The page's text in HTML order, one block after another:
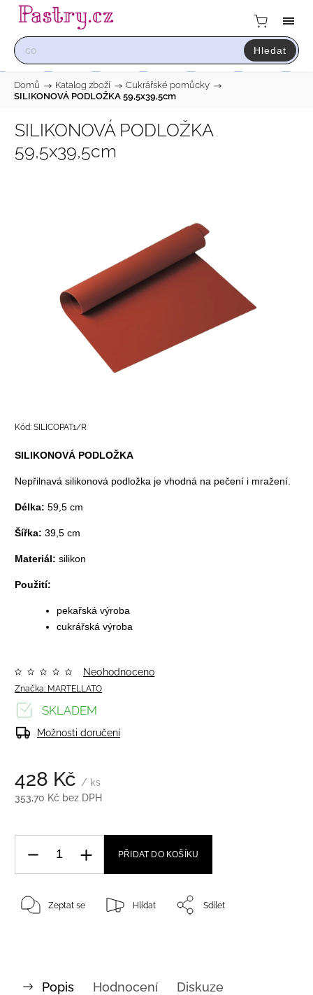
Hledat
Domů / Katalog zboží / Cukrářské pomůcky /
SILIKONOVÁ PODLOŽKA 59,5x39,5cm
SILIKONOVÁ PODLOŽKA
59,5x39,5cm
Kód: SILICOPAT1/R
SILIKONOVÁ PODLOŽKA
Nepřilnavá silikonová podložka je vhodná na pečení i mražení.
Délka: 59,5 cm
Šířka: 39,5 cm
Materiál: silikon
Použití:
pekařská výroba
cukrářská výroba
Značka: MARTELLATO
Neohodnoceno
428 Kč / ks
353,70 Kč bez DPH
SKLADEM
Možnosti doručení
PŘIDAT DO KOŠÍKU
Zeptat se Hlídat Sdílet
Popis Hodnocení Diskuze